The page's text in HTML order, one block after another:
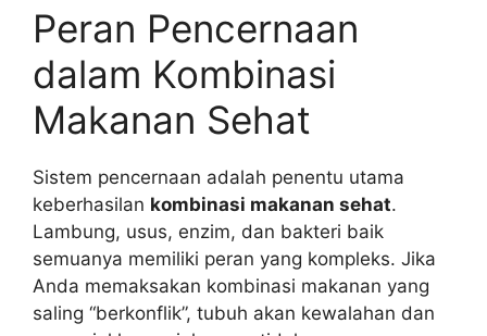
Peran Pencernaan
dalam Kombinasi
Makanan Sehat
Sistem pencernaan adalah penentu utama
keberhasilan kombinasi makanan sehat.
Lambung, usus, enzim, dan bakteri baik
semuanya memiliki peran yang kompleks. Jika
Anda memaksakan kombinasi makanan yang
saling “berkonflik”, tubuh akan kewalahan dan